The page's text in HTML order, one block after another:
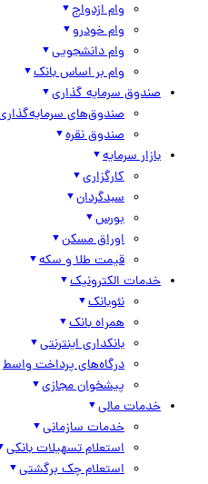
وام ازدواج
وام خودرو
وام دانشجویی
وام بر اساس بانک
صندوق سرمایه گذاری
صندوق‌های سرمایه‌گذاری طلا
صندوق نقره
بازار سرمایه
کارگزاری
سبدگردان
بورس
اوراق مسکن
قیمت طلا و سکه
خدمات الکترونیک
نئوبانک
همراه بانک
بانکداری اینترنتی
درگاه‌های پرداخت واسط
پیشخوان مجازی
خدمات مالی
خدمات سازمانی
استعلام تسهیلات بانکی
استعلام چک برگشتی